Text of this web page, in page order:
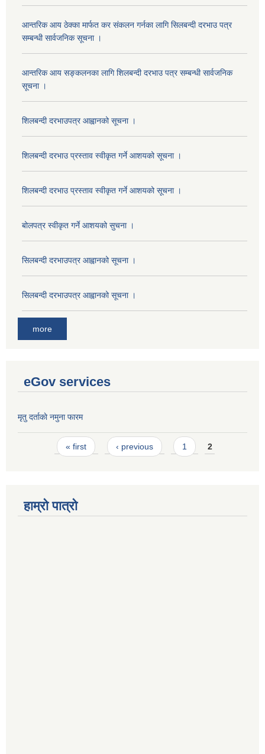
आन्तरिक आय ठेक्का मार्फत कर संकलन गर्नका लागि सिलबन्दी दरभाउ पत्र
सम्बन्धी सार्वजनिक सूचना ।
आन्तरिक आय सङ्कलनका लागि शिलबन्दी दरभाउ पत्र सम्बन्धी सार्वजनिक
सूचना ।
शिलबन्दी दरभाउपत्र आह्वानको सूचना ।
शिलबन्दी दरभाउ प्रस्ताव स्वीकृत गर्ने आशयको सूचना ।
शिलबन्दी दरभाउ प्रस्ताव स्वीकृत गर्ने आशयको सूचना ।
बोलपत्र स्वीकृत गर्ने आशयको सुचना ।
सिलबन्दी दरभाउपत्र आह्वानको सूचना ।
सिलबन्दी दरभाउपत्र आह्वानको सूचना ।
more
eGov services
मृतु दर्ताकाे नमुना फारम
Pages« first ‹ previous 1 2
हाम्रो पात्रो